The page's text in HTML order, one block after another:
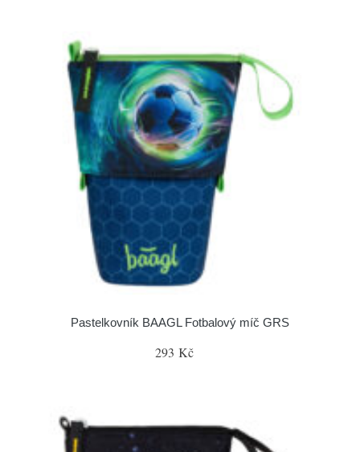
Pastelkovník BAAGL Fotbalový míč GRS
293 Kč